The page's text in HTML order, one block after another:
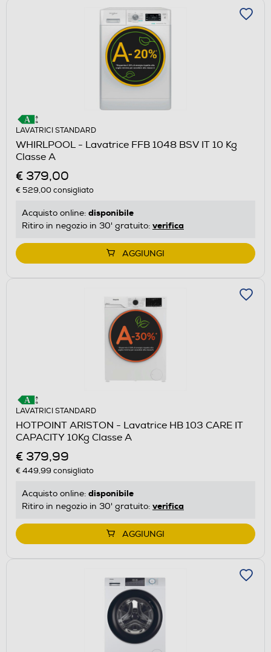
LAVATRICI STANDARD
WHIRLPOOL - Lavatrice FFB 1048 BSV IT 10 Kg
Classe A
€ 379,00
€ 529,00consigliato
Acquisto online: disponibile
Ritiro in negozio in 30' gratuito: verifica
AGGIUNGI
LAVATRICI STANDARD
HOTPOINT ARISTON - Lavatrice HB 103 CARE IT
CAPACITY 10Kg Classe A
€ 379,99
€ 449,99 consigliato
Acquisto online: disponibile
Ritiro in negozio in 30' gratuito: verifica
AGGIUNGI